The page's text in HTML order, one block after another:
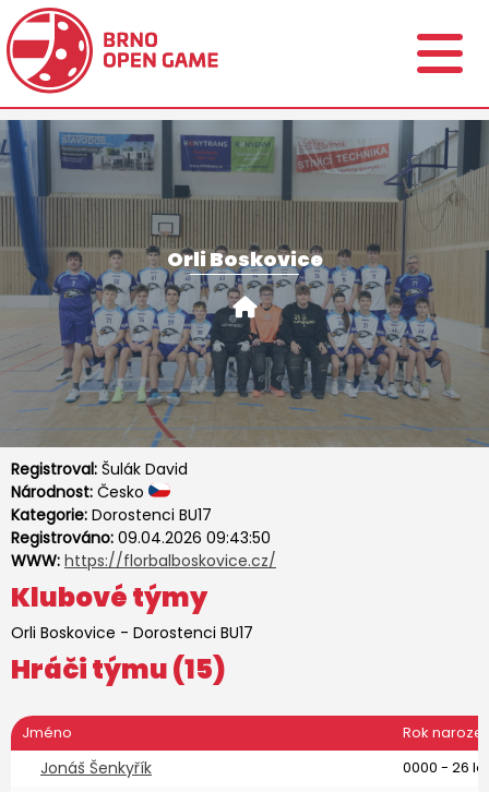
Orli Boskovice
Registroval: Šulák David
Národnost: Česko
Kategorie: Dorostenci BU17
Registrováno: 09.04.2026 09:43:50
WWW: https://florbalboskovice.cz/
Klubové týmy
Orli Boskovice - Dorostenci BU17
Hráči týmu (15)
Jméno Rok
Jonáš Šenkyřík 0000 - 26 let